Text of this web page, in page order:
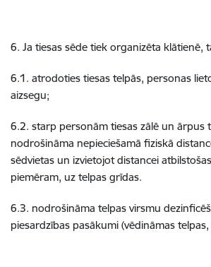
6. Ja tiesas sēde tiek organizēta klātienē,
6.1. atrodoties tiesas telpās, personas
aizsegu;
6.2. starp personām tiesas zālē un ārpus
nodrošināma nepieciešamā fiziskā
sēdvietas un izvietojot distancei
piemēram, uz telpas grīdas.
6.3. nodrošināma telpas virsmu
piesardzības pasākumi (vēdināmas telpas,